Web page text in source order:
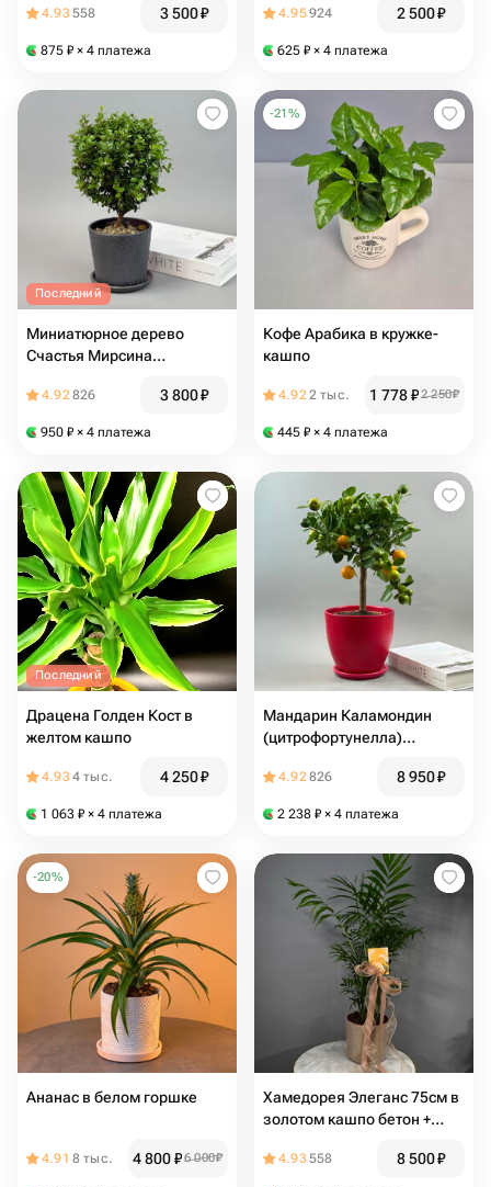
4.93558 3 500₽
875 ₽ × 4 платежа
комнатные цветы
4.95924 2 500₽
625 ₽ × 4 платежа
Последний
Миниатюрное дерево
Счастья Мирсина
сером горшке
4.92826 3 800₽
950 ₽ × 4 платежа
-21 %
Кофе Арабика в кружке-
кашпо
4.922 тыс. 1 778₽2 250₽
445 ₽ × 4 платежа
Последний
Драцена Голден Кост в
желтом кашпо
4.934 тыс. 4 250₽
1 063 ₽ × 4 платежа
Мандарин Каламондин
(цитрофортунелла)
4.92826 8 950₽
2 238 ₽ × 4 платежа
-20%
Ананас в белом горшке
4.91 8 тыс. 4 800₽6 000₽
Хамедорея Элеганс 75см в
золотом кашпо бетон +
4.93558 8 500₽